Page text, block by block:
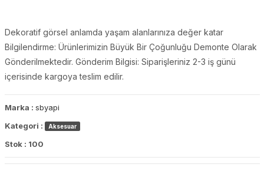
Dekoratif görsel anlamda yaşam alanlarınıza değer katar
Bilgilendirme: Ürünlerimizin Büyük Bir Çoğunluğu Demonte Olarak
Gönderilmektedir. Gönderim Bilgisi: Siparişleriniz 2-3 iş günü
içerisinde kargoya teslim edilir.
Marka : sbyapi
Kategori :
Aksesuar
Stok : 100